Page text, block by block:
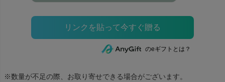
のeギフトとは？
※数量が不足の際、お取り寄せできる場合がございます。